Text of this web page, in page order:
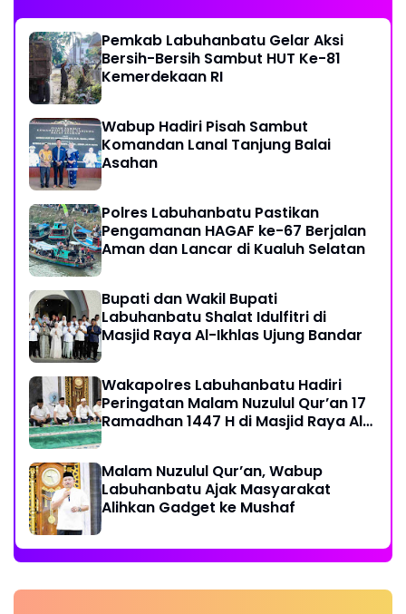
Pemkab Labuhanbatu Gelar Aksi
Bersih-Bersih Sambut HUT Ke-81
Kemerdekaan RI
Wabup Hadiri Pisah Sambut
Komandan Lanal Tanjung Balai
Asahan
Polres Labuhanbatu Pastikan
Pengamanan HAGAF ke-67 Berjalan
Aman dan Lancar di Kualuh Selatan
Bupati dan Wakil Bupati
Labuhanbatu Shalat Idulfitri di
Masjid Raya Al-Ikhlas Ujung Bandar
Wakapolres Labuhanbatu Hadiri
Peringatan Malam Nuzulul Qur’an 17
Ramadhan 1447 H di Masjid Raya Al-
Malam Nuzulul Qur’an, Wabup
Labuhanbatu Ajak Masyarakat
Alihkan Gadget ke Mushaf